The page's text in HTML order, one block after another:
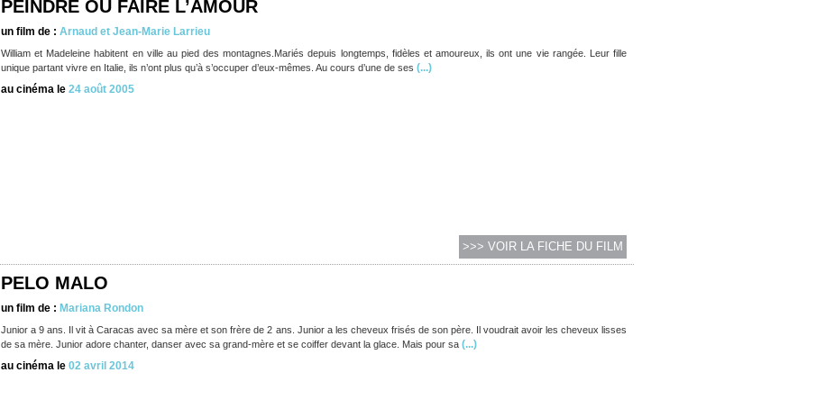
PEINDRE OU FAIRE L’AMOUR
un film de : Arnaud et Jean-Marie Larrieu
William et Madeleine habitent en ville au pied des montagnes.Mariés depuis longtemps, fidèles et amoureux, ils ont une vie rangée. Leur fille
unique partant vivre en Italie, ils n’ont plus qu’à s’occuper d’eux-mêmes. Au cours d’une de ses (...)
au cinéma le 24 août 2005
>>> VOIR LA FICHE DU FILM
PELO MALO
un film de : Mariana Rondon
Junior a 9 ans. Il vit à Caracas avec sa mère et son frère de 2 ans. Junior a les cheveux frisés de son père. Il voudrait avoir les cheveux lisses
de sa mère. Junior adore chanter, danser avec sa grand-mère et se coiffer devant la glace. Mais pour sa(...)
au cinéma le 02 avril 2014